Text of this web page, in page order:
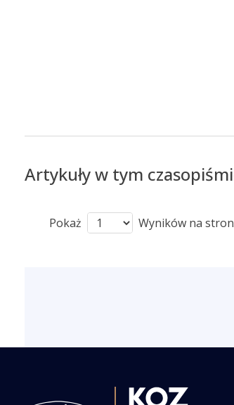
Artykuły w tym
Pokaż Wyników na